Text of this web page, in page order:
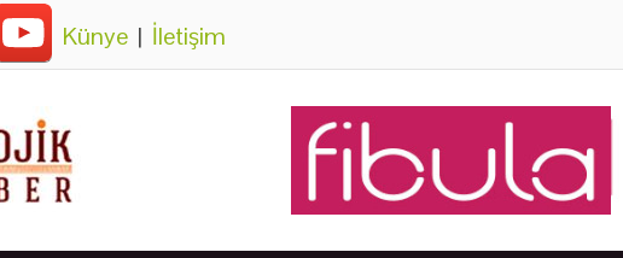
Künye | İletişim